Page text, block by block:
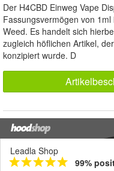
Der H4CBD Einweg Vape
Fassungsvermögen von
Weed. Es handelt sich
zugleich höflichen Artikel,
konzipiert wurde. D
Leadla Shop
99%